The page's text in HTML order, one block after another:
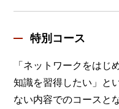
特別コース
「ネットワークをはじ
知識を習得したい」と
ない内容でのコースと